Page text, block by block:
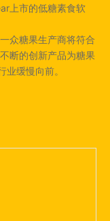
上市的低糖素食软
众糖果生产商将符合
断的创新产品为糖果
业缓慢向前。